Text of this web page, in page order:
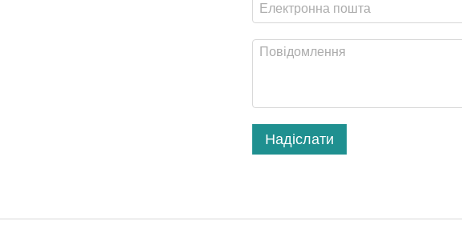
Надіслати